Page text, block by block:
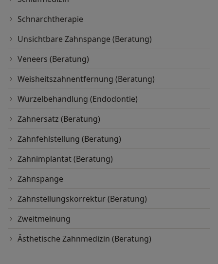
Schnarchtherapie
Unsichtbare Zahnspange (Beratung)
Veneers (Beratung)
Weisheitszahnentfernung (Beratung)
Wurzelbehandlung (Endodontie)
Zahnersatz (Beratung)
Zahnfehlstellung (Beratung)
Zahnimplantat (Beratung)
Zahnspange
Zahnstellungskorrektur (Beratung)
Zweitmeinung
Ästhetische Zahnmedizin (Beratung)